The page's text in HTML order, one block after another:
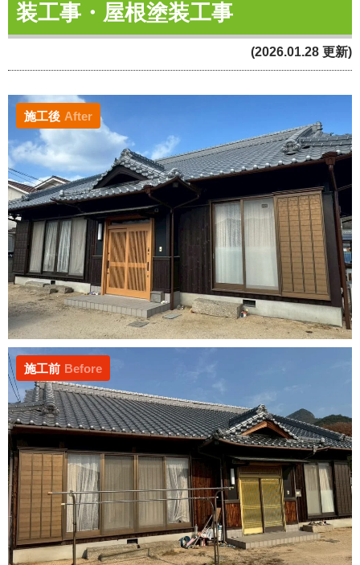
装工事・屋根塗装工事
(2026.01.28 更新)
施工後 After
施工前 Before